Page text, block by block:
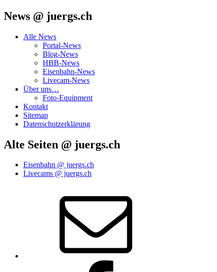
News @ juergs.ch
Alle News
Portal-News
Blog-News
HBB-News
Eisenbahn-News
Livecam-News
Über uns…
Foto-Equipment
Kontakt
Sitemap
Datenschutzerklärung
Alte Seiten @ juergs.ch
Eisenbahn @ juergs.ch
Livecams @ juergs.ch